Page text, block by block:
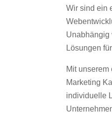
Wir sind ein
Unabhängig
Lösungen
Mit
Marketing
individuelle